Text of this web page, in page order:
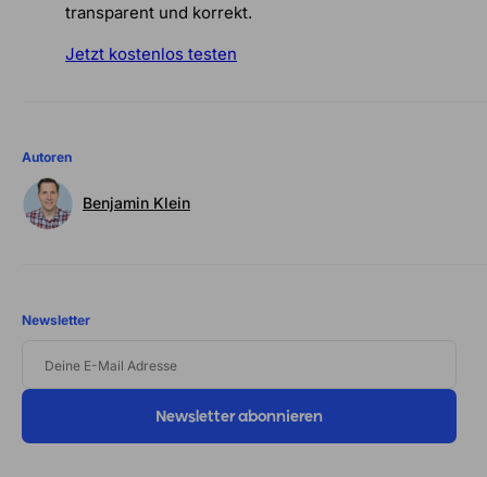
Autoren
Benjamin Klein
Newsletter
ADRESSE
transparent und korrekt.
Jetzt kostenlos testen